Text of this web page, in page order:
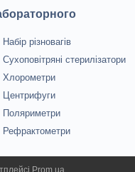
Набір різновагів
Сухоповітряні стерилізатори
Хлорометри
Центрифуги
Поляриметри
Рефрактометри
Prom.ua